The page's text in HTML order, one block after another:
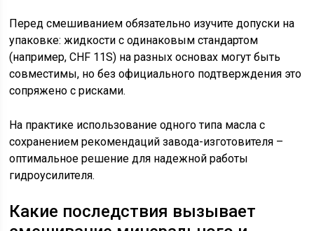
Перед смешиванием обязательно изучите допуски на
упаковке: жидкости с одинаковым стандартом
(например, CHF 11S) на разных основах могут быть
совместимы, но без официального подтверждения это
сопряжено с рисками.
На практике использование одного типа масла с
сохранением рекомендаций завода-изготовителя –
оптимальное решение для надежной работы
гидроусилителя.
Какие последствия вызывает